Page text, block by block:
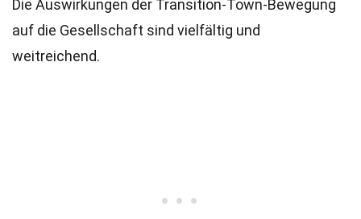
Die Auswirkungen der Transition-Town-Bewegung
auf die Gesellschaft sind vielfältig und
weitreichend.